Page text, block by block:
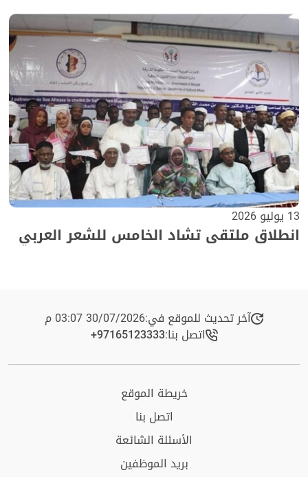
13 يوليو 2026
انطلاق ملتقى تشاد الخامس للشعر العربي
آخر تحديث للموقع في:30/07/2026 03:07 م
اتصل بنا:+97165123333​
خريطة الموقع
اتصل بنا
الأسئلة الشائعة
بريد الموظفين